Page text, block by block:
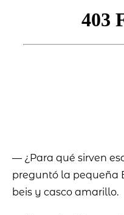
— ¿Para qué sirven
preguntó la pequeña
beis y casco amarillo.